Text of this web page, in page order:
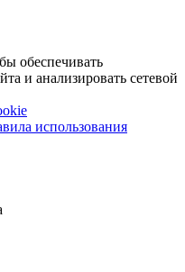
обеспечивать
и анализировать сетевой
использования